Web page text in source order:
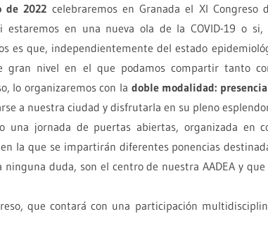
2022 celebraremos en Granada el XI Congreso
estaremos en una nueva ola de la COVID-19 o
es que, independientemente del estado
gran nivel en el que podamos compartir tanto
lo organizaremos con la doble modalidad:
a nuestra ciudad y disfrutarla en su pleno
jornada de puertas abiertas, organizada en
la que se impartirán diferentes ponencias
duda, son el centro de nuestra AADEA y
que contará con una participación